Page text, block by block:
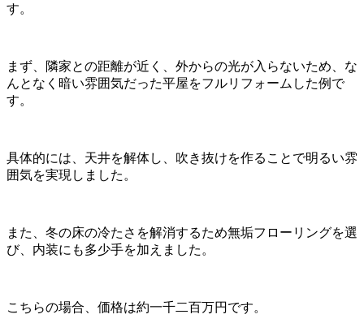
す。
まず、隣家との距離が近く、外からの光が入らないため、な
んとなく暗い雰囲気だった平屋をフルリフォームした例で
す。
具体的には、天井を解体し、吹き抜けを作ることで明るい雰
囲気を実現しました。
また、冬の床の冷たさを解消するため無垢フローリングを選
び、内装にも多少手を加えました。
こちらの場合、価格は約一千二百万円です。